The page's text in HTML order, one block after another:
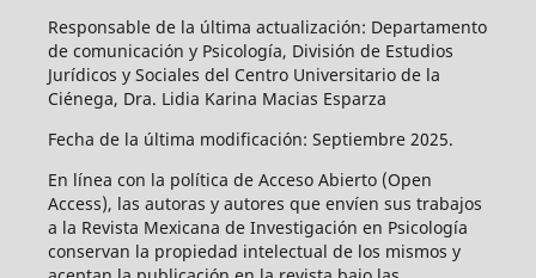
Responsable de la última actualización: Departamento
de comunicación y Psicología, División de Estudios
Jurídicos y Sociales del Centro Universitario de la
Ciénega, Dra. Lidia Karina Macias Esparza
Fecha de la última modificación: Septiembre 2025.
En línea con la política de Acceso Abierto (Open
Access), las autoras y autores que envíen sus trabajos
a la Revista Mexicana de Investigación en Psicología
conservan la propiedad intelectual de los mismos y